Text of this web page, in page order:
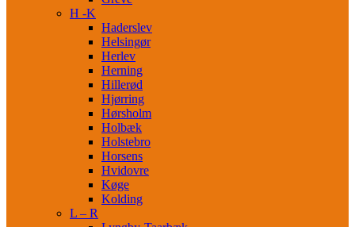
H -K
Haderslev
Helsingør
Herlev
Herning
Hillerød
Hjørring
Hørsholm
Holbæk
Holstebro
Horsens
Hvidovre
Køge
Kolding
L – R